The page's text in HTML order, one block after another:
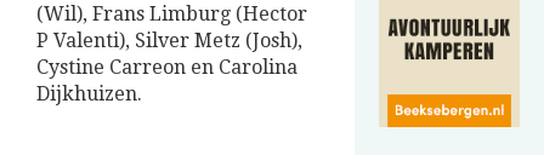
(Wil), Frans Limburg (Hector
P Valenti), Silver Metz (Josh),
Cystine Carreon en Carolina
Dijkhuizen.